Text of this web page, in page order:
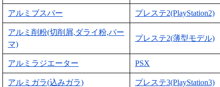
アルミブスバー プレステ2(PlayStation2)
アルミ削粉(切削屑,ダライ粉,パー
マ)
プレステ2(薄型モデル)
アルミラジエーター PSX
アルミガラ(込みガラ) プレステ3(PlayStation3)